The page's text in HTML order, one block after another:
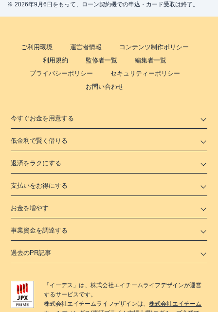
※ 2026年9月6日をもって、ローン契約機での申込・カード受取は終了。
ご利用環境 運営者情報
コンテンツ制作ポリシー
利用規約
監修者一覧
編集者一覧
プライバシーポリシー
セキュリティーポリシー
お問い合わせ
今すぐお金を用意する
低金利で賢く借りる
返済をラクにする
支払いをお得にする
お金を増やす
事業資金を調達する
過去のPR記事
「 イーデス 」は、株式会社エイチームライフデザインが運営
するサービスです。
株式会社エイチームライフデザインは、株式会社エイチーム